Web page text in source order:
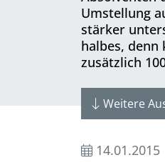
Umstellung
stärker
halbes,
zusätzlich
Weitere